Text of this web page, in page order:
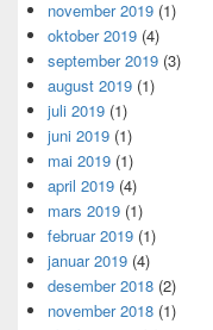
november 2019 (1)
oktober 2019 (4)
september 2019 (3)
august 2019 (1)
juli 2019 (1)
juni 2019 (1)
mai 2019 (1)
april 2019 (4)
mars 2019 (1)
februar 2019 (1)
januar 2019 (4)
desember 2018 (2)
november 2018 (1)